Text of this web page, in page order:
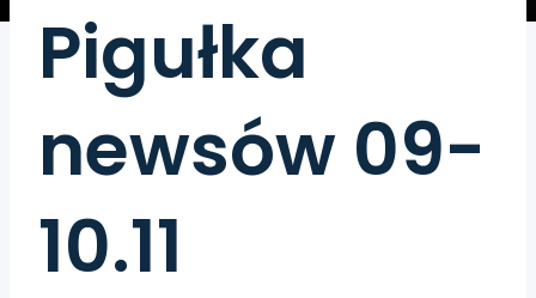
Pigułka
newsów 09-
10.11